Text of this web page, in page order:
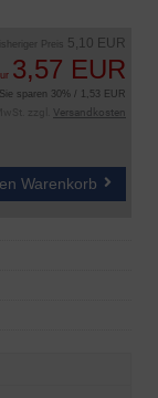
Preis 5,10 EUR
3,57 EUR
Sie sparen 30% / 1,53 EUR
Versandkosten
Warenkorb